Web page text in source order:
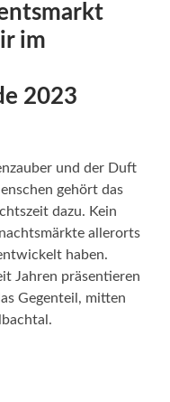
im
2023
und der Duft
gehört das
dazu. Kein
allerorts
haben.
Jahren präsentieren
Gegenteil, mitten